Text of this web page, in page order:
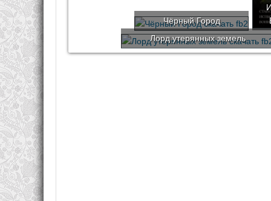
Чёрный Город
Лорд утерянных земель